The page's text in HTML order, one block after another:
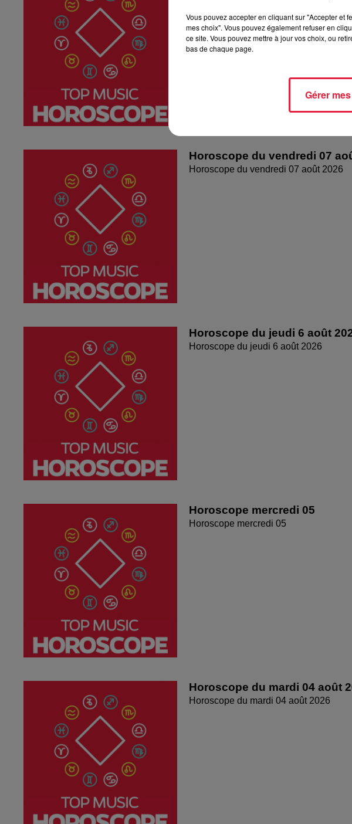
Horoscope du vendredi 07
Horoscope du vendredi 07 août 2026
Horoscope du jeudi 6 août
Horoscope du jeudi 6 août 2026
Horoscope mercredi 05
Horoscope mercredi 05
Horoscope du mardi 04 août
Horoscope du mardi 04 août 2026
Vous pouvez accepter en cliquant sur "Accepter et
mes choix". Vous pouvez également refuser en
ce site. Vous pouvez mettre à jour vos choix, ou
bas de chaque page.
Gérer